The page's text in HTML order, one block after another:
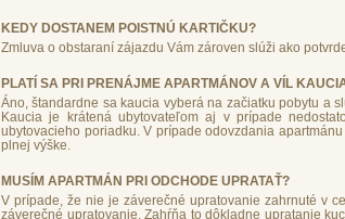
KEDY DOSTANEM POISTNÚ KARTIČKU?
Zmluva o obstaraní zájazdu Vám zároven slúži ako
PLATÍ SA PRI PRENÁJME APARTMÁNOV A VÍL
Áno, štandardne sa kaucia vyberá na začiatku pobytu a
Kaucia je krátená ubytovateľom aj v prípade
ubytovacieho poriadku. V prípade odovzdania
plnej výške.
MUSÍM APARTMÁN PRI ODCHODE UPRATAŤ?
V prípade, že nie je záverečné upratovanie zahrnuté v
záverečné upratovanie. Zahŕňa to dôkladne upratanie